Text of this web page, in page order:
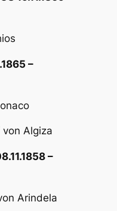
–
Algiza
–
Arindela